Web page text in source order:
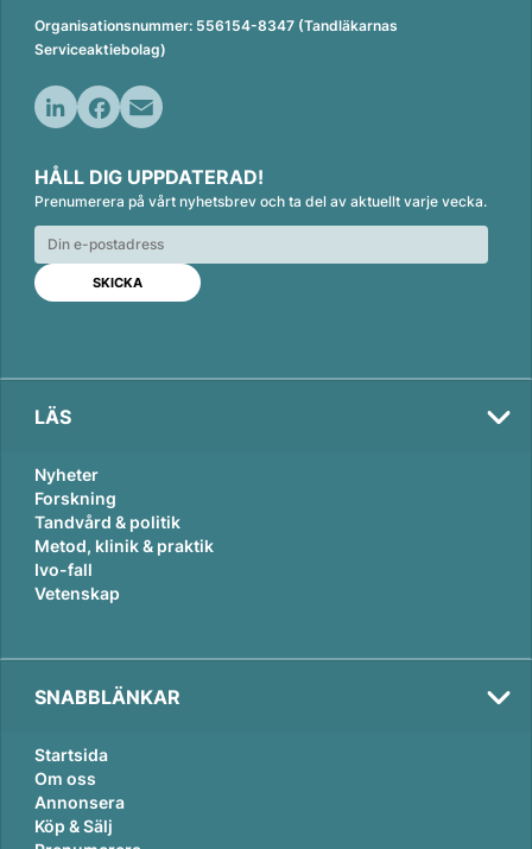
Organisationsnummer: 556154-8347 (Tandläkarnas
Serviceaktiebolag)
n
k
e
d
n
c
e
b
o
o
k
a
i
l
HÅLL DIG UPPDATERAD!
Prenumerera på vårt nyhetsbrev och ta del av aktuellt varje vecka.
LÄS
Nyheter
Forskning
Tandvård & politik
Metod, klinik & praktik
Ivo-fall
Vetenskap
SNABBLÄNKAR
Startsida
Om oss
Annonsera
Köp & Sälj